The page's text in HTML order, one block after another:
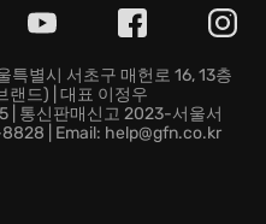
만들고, 탑 속에 숨겨진 고
이 무한히 펼쳐집니다.
구조. 예측 불허의 몬스터
태우고, 덱을유연하게 조율
특별시 서초구 매헌로 16, 13층
랜드) | 대표 이정우
통신판매신고 2023-서울서
| Email: help@gfn.co.kr